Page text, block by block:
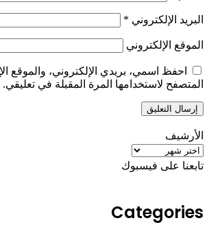
البريد الإلكتروني *
الموقع الإلكتروني
احفظ اسمي، بريدي الإلكتروني، والموقع
المتصفح لاستخدامها المرة المقبلة في تعليقي.
الأرشيف
الأرشيف
تابعنا على فيسبوك
Categories